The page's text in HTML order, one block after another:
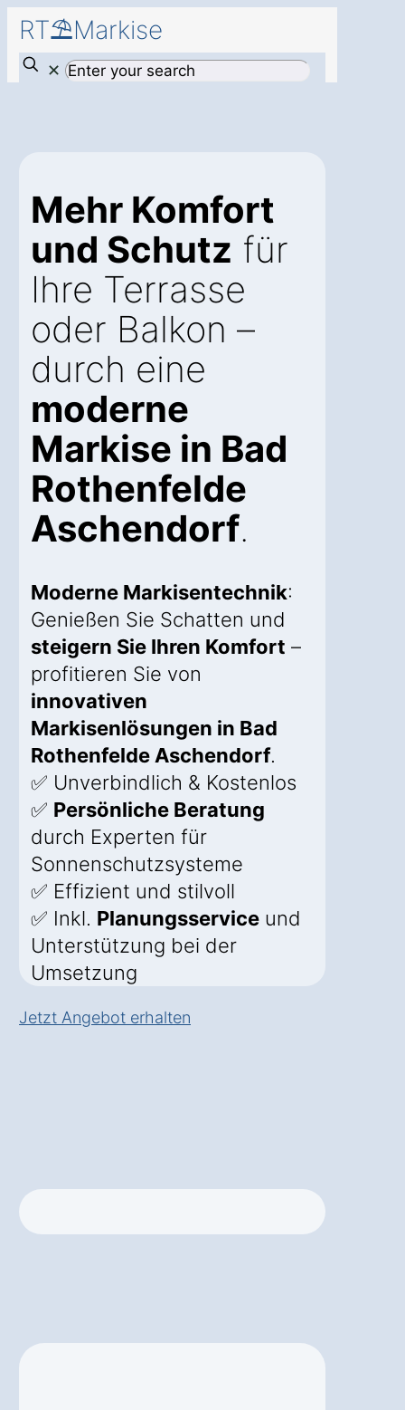
RT⛱️Markise
✕
Mehr Komfort
und Schutz für
Ihre Terrasse
oder Balkon –
durch eine
moderne
Markise in Bad
Rothenfelde
Aschendorf.
Moderne Markisentechnik:
Genießen Sie Schatten und
steigern Sie Ihren Komfort –
profitieren Sie von
innovativen
Markisenlösungen in Bad
Rothenfelde Aschendorf.
✅ Unverbindlich & Kostenlos
✅ Persönliche Beratung
durch Experten für
Sonnenschutzsysteme
✅ Effizient und stilvoll
✅ Inkl. Planungsservice und
Unterstützung bei der
Umsetzung
Jetzt Angebot erhalten